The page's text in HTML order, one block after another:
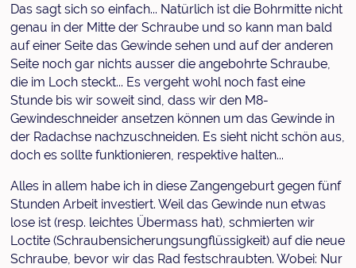
Das sagt sich so einfach... Natürlich ist die Bohrmitte nicht
genau in der Mitte der Schraube und so kann man bald
auf einer Seite das Gewinde sehen und auf der anderen
Seite noch gar nichts ausser die angebohrte Schraube,
die im Loch steckt... Es vergeht wohl noch fast eine
Stunde bis wir soweit sind, dass wir den M8-
Gewindeschneider ansetzen können um das Gewinde in
der Radachse nachzuschneiden. Es sieht nicht schön aus,
doch es sollte funktionieren, respektive halten...
Alles in allem habe ich in diese Zangengeburt gegen fünf
Stunden Arbeit investiert. Weil das Gewinde nun etwas
lose ist (resp. leichtes Übermass hat), schmierten wir
Loctite (Schraubensicherungsungflüssigkeit) auf die neue
Schraube, bevor wir das Rad festschraubten. Wobei: Nur